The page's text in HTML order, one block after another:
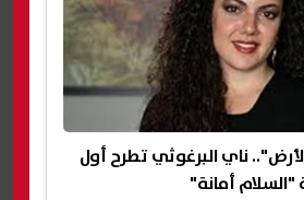
ناي البرغوثي تطرح أول
"السلام أمانة"